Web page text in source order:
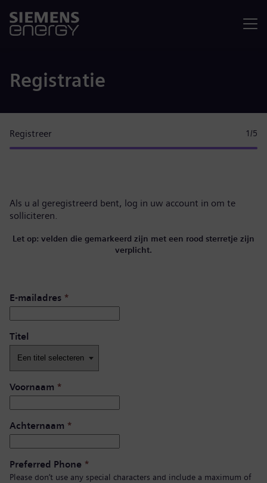
Registratie
Registreer 1 /5
Als u al geregistreerd bent, log in uw account in om te
solliciteren.
Let op: velden die gemarkeerd zijn met een rood sterretje zijn
verplicht.
E-mailadres *
Titel
Voornaam *
Achternaam *
Preferred Phone *
Please don’t use any special characters and include a maximum of